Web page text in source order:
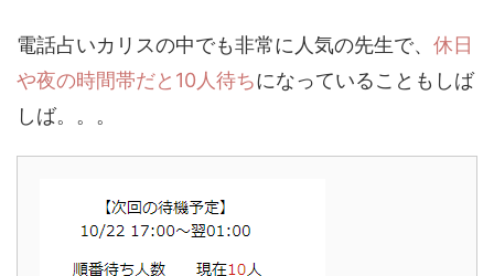
電話占いカリスの中でも非常に人気の先生で、 休日
や夜の時間帯だと10人待ちになっていることもしば
しば。。。